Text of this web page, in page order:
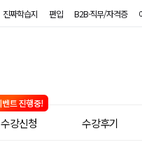
진짜학습지 편입 B2B·직무/자격증
수강신청 수강후기